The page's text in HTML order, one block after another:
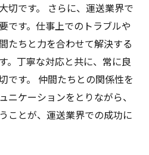
切です。 さらに、運送業界で
です。仕事上でのトラブルや
たちと力を合わせて解決する
。丁寧な対応と共に、常に良
です。 仲間たちとの関係性を
ニケーションをとりながら、
ことが、運送業界での成功に